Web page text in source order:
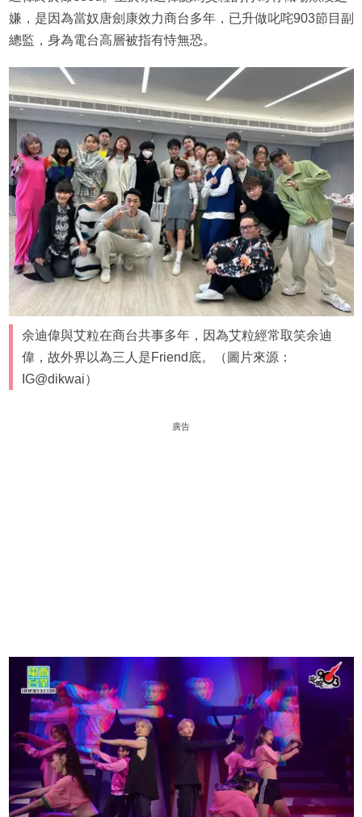
嫌，是因為當奴唐劍康效力商台多年，已升做叱咤903節目副
總監，身為電台高層被指有恃無恐。
余迪偉與艾粒在商台共事多年，因為艾粒經常取笑余迪
偉，故外界以為三人是Friend底。（圖片來源：
IG@dikwai）
廣告